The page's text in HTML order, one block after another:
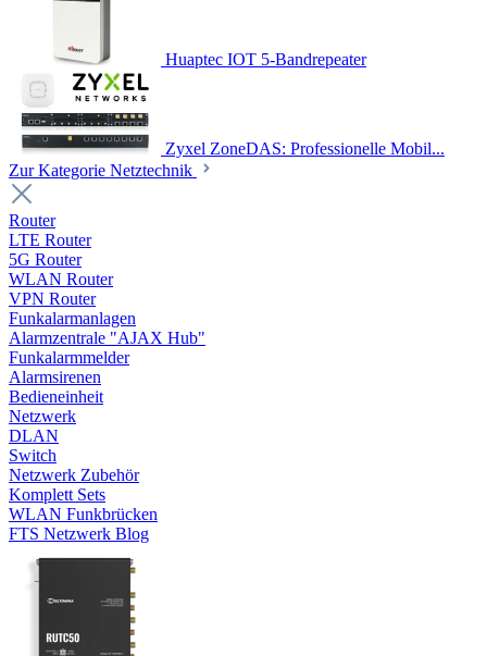
Huaptec IOT 5-Bandrepeater
Zyxel ZoneDAS: Professionelle Mobil...
Zur Kategorie Netztechnik
Router
LTE Router
5G Router
WLAN Router
VPN Router
Funkalarmanlagen
Alarmzentrale "AJAX Hub"
Funkalarmmelder
Alarmsirenen
Bedieneinheit
Netzwerk
DLAN
Switch
Netzwerk Zubehör
Komplett Sets
WLAN Funkbrücken
FTS Netzwerk Blog